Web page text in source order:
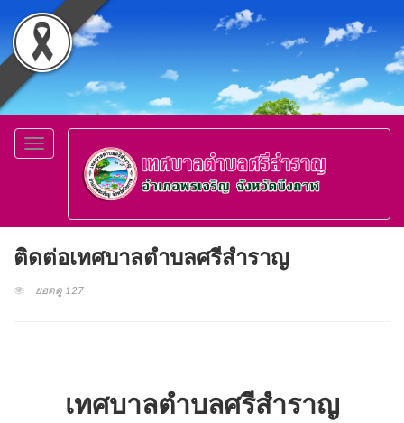
Toggle
navigation
ติดต่อเทศบาลตำบลศรีสำราญ
ยอดดู 127
เทศบาลตำบลศรีสำราญ